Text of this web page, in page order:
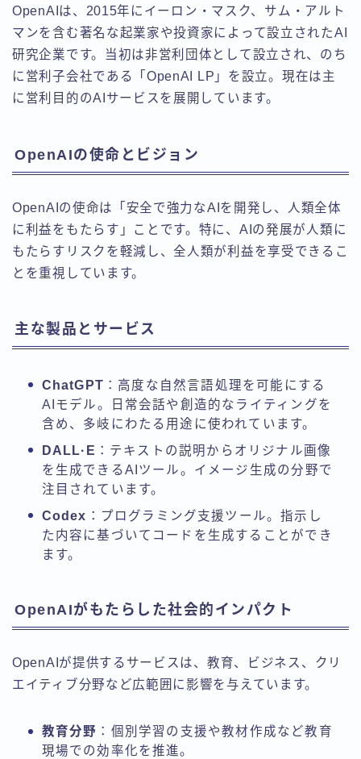
OpenAIは、2015年にイーロン・マスク、サム・アルト
マンを含む著名な起業家や投資家によって設立されたAI
研究企業です。当初は非営利団体として設立され、のち
に営利子会社である「OpenAI LP」を設立。現在は主
に営利目的のAIサービスを展開しています。
OpenAIの使命とビジョン
OpenAIの使命は「安全で強力なAIを開発し、人類全体
に利益をもたらす」ことです。特に、AIの発展が人類に
もたらすリスクを軽減し、全人類が利益を享受できるこ
とを重視しています。
主な製品とサービス
ChatGPT ：高度な自然言語処理を可能にする
AIモデル。日常会話や創造的なライティングを
含め、多岐にわたる用途に使われています。
DALL·E ：テキストの説明からオリジナル画像
を生成できるAIツール。イメージ生成の分野で
注目されています。
Codex ：プログラミング支援ツール。指示し
た内容に基づいてコードを生成することができ
ます。
OpenAIがもたらした社会的インパクト
OpenAIが提供するサービスは、教育、ビジネス、クリ
エイティブ分野など広範囲に影響を与えています。
教育分野 ：個別学習の支援や教材作成など教育
現場での効率化を推進。